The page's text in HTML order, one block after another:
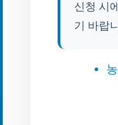
신청 시
기 바랍